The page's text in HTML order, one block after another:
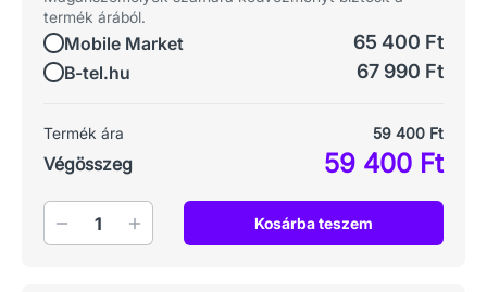
termék árából.
Mobile Market 65 400 Ft
B-tel.hu 67 990 Ft
Termék ára 59 400 Ft
Végösszeg 59 400 Ft
Mennyiség Kosárba teszem